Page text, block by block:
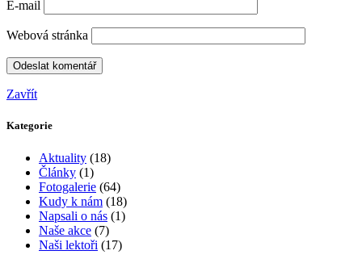
E-mail
Webová stránka
Zavřít
Kategorie
Aktuality (18)
Články (1)
Fotogalerie (64)
Kudy k nám (18)
Napsali o nás (1)
Naše akce (7)
Naši lektoři (17)